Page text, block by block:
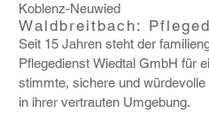
Koblenz-Neuwied
Seit 15 Jahren steht der
Pfle­ge­dienst Wiedtal GmbH für
stimmte, sichere und
in ihrer vertrauten Umge­bung.